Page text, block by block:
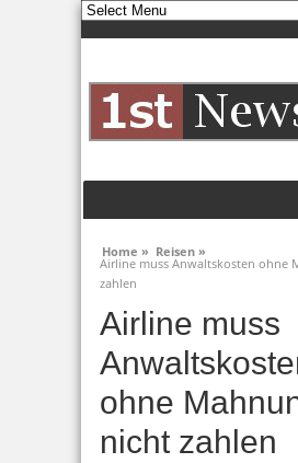
Home » Reisen »
Airline muss Anwaltskosten ohne
zahlen
Airline muss
ohne
nicht zahlen